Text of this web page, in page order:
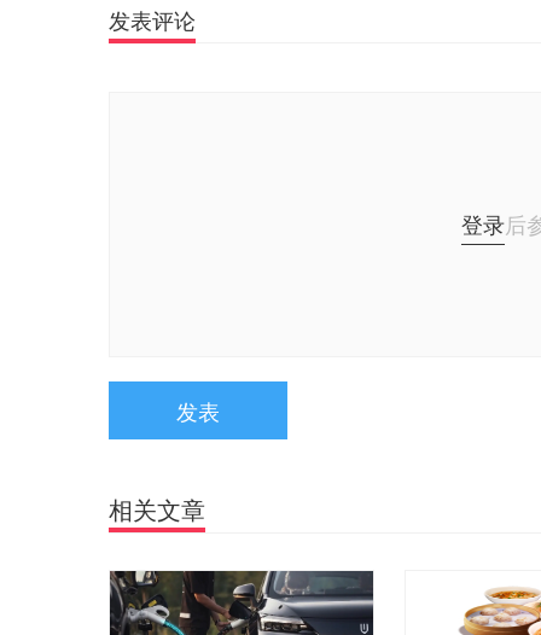
发表评论
登录后
发表
相关文章